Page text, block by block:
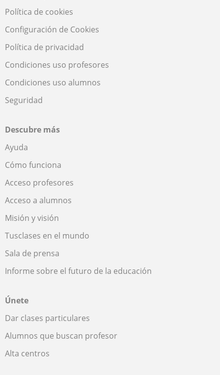
Política de cookies
Configuración de Cookies
Política de privacidad
Condiciones uso profesores
Condiciones uso alumnos
Seguridad
Descubre más
Ayuda
Cómo funciona
Acceso profesores
Acceso a alumnos
Misión y visión
Tusclases en el mundo
Sala de prensa
Informe sobre el futuro de la educación
Únete
Dar clases particulares
Alumnos que buscan profesor
Alta centros